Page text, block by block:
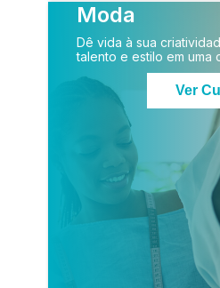
Moda
Dê vida à sua
talento e estilo em uma
Ver